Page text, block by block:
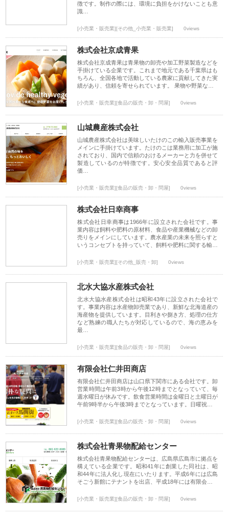
徴です。制作の際には、環境に負担をかけないことも意
識…
[小売業・販売業][その他_小売業・販売業] 0views
株式会社京成青果
株式会社京成青果は青果物の卸売や加工野菜製造などを
手掛けている企業です。これまで地元である千葉県はも
ちろん、全国各地で活動している農家に貢献してきた実
績があり、信頼を寄せられています。 果物や野菜な…
[小売業・販売業][食品の販売・卸・問屋] 0views
山城農産株式会社
山城農産株式会社は美味しいたけのこの輸入販売事業を
メインに手掛けています。たけのこは業務用に加工が施
されており、国内で信頼のおけるメーカーと力を併せて
製造しているのが特徴です。安心安全品質であると評
価…
[小売業・販売業][食品の販売・卸・問屋] 0views
株式会社日幸商事
株式会社日幸商事は1966年に設立された会社です。事
業内容は飼料や肥料の原材料、食品や産業機械などの卸
売りをメインにしています。農水産業の未来を照らすと
いうコンセプトを持っていて、飼料や肥料に関する輸…
[小売業・販売業][その他_販売・卸] 0views
北水大協水産株式会社
北水大協水産株式会社は昭和43年に設立された会社で
す。事業内容は水産物卸売業であり、新鮮な北海道産の
海産物を提供しています。目利きや捌き方、処理の仕方
など熟練の職人たちが対応しているので、海の恵みを
最…
[小売業・販売業][食品の販売・卸・問屋] 0views
有限会社仁井田商店
有限会社仁井田商店は山口県下関市にある会社です。卸
営業時間は午前3時から午後12時までとなっていて、毎
週水曜日が休みです。飲食営業時間は金曜日と土曜日が
午前9時半から午後3時までとなっています。日曜祝…
[小売業・販売業][食品の販売・卸・問屋] 0views
株式会社青果物配給センター
株式会社青果物配給センターは、広島県広島市に拠点を
構えている企業です。昭和41年に創業した同社は、昭
和44年に法人化し現在にいたります。平成6年には広島
そごう新館にテナントを出店、平成18年には有限会…
[小売業・販売業][食品の販売・卸・問屋] 0views